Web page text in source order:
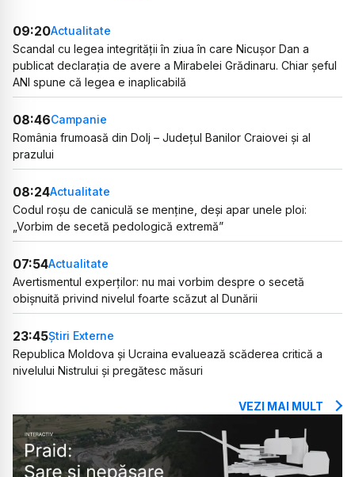
09:20Actualitate
Scandal cu legea integrității în ziua în care Nicușor Dan a
publicat declarația de avere a Mirabelei Grădinaru. Chiar șeful
ANI spune că legea e inaplicabilă
08:46Campanie
România frumoasă din Dolj – Județul Banilor Craiovei și al
prazului
08:24Actualitate
Codul roșu de caniculă se menține, deși apar unele ploi:
„Vorbim de secetă pedologică extremă”
07:54Actualitate
Avertismentul experților: nu mai vorbim despre o secetă
obișnuită privind nivelul foarte scăzut al Dunării
23:45Știri Externe
Republica Moldova și Ucraina evaluează scăderea critică a
nivelului Nistrului și pregătesc măsuri
VEZI MAI MULT